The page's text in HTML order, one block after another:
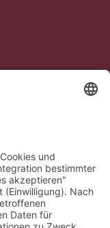
& Co. KG